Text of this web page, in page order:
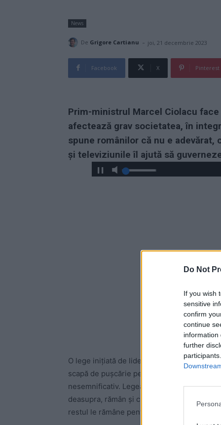
Do Not
If you wish
sensitive
confirm
continue
information
further
News
De Grigore Cartianu - joi, 21 decembrie 2023
Facebook X Pinterest
Prim-ministrul Marcel Ciolacu
afectează grav societatea, în
spune românilor că nu e adevărat,
și televiziunile îl ajută să
O lege inițiată de liderii partidelor de
scapă de pușcărie pe evazioniștii care,
nesemnificativ. Legea e clară, nu exstă
deasupra, rămân și cu sumele nedectate
restul le rămâne pentru a-și consolida